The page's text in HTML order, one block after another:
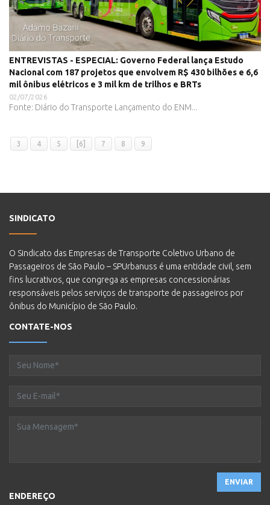
ENTREVISTAS - ESPECIAL: Governo Federal lança Estudo
Nacional com 187 projetos que envolvem R$ 430 bilhões e 6,6
mil ônibus elétricos e 3 mil km de trilhos e BRTs
02/07/2026
Fonte: Diário do Transporte Lançamento do ENM...
3 4 5 [6] 7 8 9
SINDICATO
O Sindicato das Empresas de Transporte Coletivo Urbano de
Passageiros de São Paulo – SPUrbanuss é uma entidade civil, sem
fins lucrativos, que congrega as empresas concessionárias
responsáveis pelos serviços de transporte de passageiros por
ônibus do Município de São Paulo.
CONTATE-NOS
ENVIAR
ENDEREÇO